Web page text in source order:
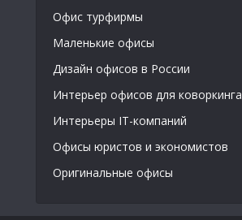
Офис турфирмы
Маленькие офисы
Дизайн офисов в России
Интерьер офисов для коворкинга
Интерьеры IT-компаний
Офисы юристов и экономистов
Оригинальные офисы